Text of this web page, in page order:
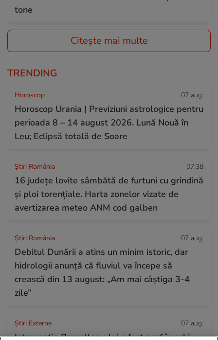
tone
Citește mai multe
TRENDING
Horoscop 07 aug.
Horoscop Urania | Previziuni astrologice pentru
perioada 8 – 14 august 2026. Lună Nouă în
Leu; Eclipsă totală de Soare
Știri România 07:38
16 județe lovite sâmbătă de furtuni cu grindină
și ploi torențiale. Harta zonelor vizate de
avertizarea meteo ANM cod galben
Știri România 07 aug.
Debitul Dunării a atins un minim istoric, dar
hidrologii anunță că fluviul va începe să
crească din 13 august: „Am mai câștiga 3-4
zile”
Știri Externe 07 aug.
Intervenția Bruxelles-ului a fost praf în ochi: